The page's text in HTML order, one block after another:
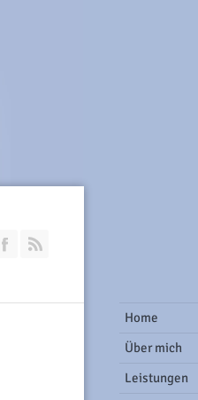
Join our Facebook Group
Home
Über mich
Leistungen